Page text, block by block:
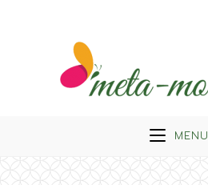
MENU